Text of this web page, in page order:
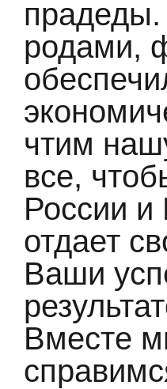
родами,
чтим
все,
России и
отдает
Ваши
Вместе